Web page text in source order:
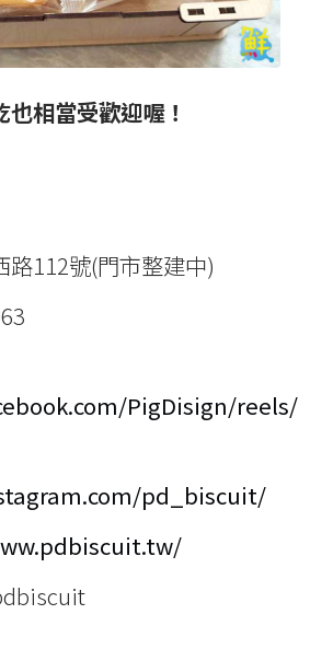
相當受歡迎喔！
路112號(門市整建中)
PigDisign/reels/
pd_biscuit/